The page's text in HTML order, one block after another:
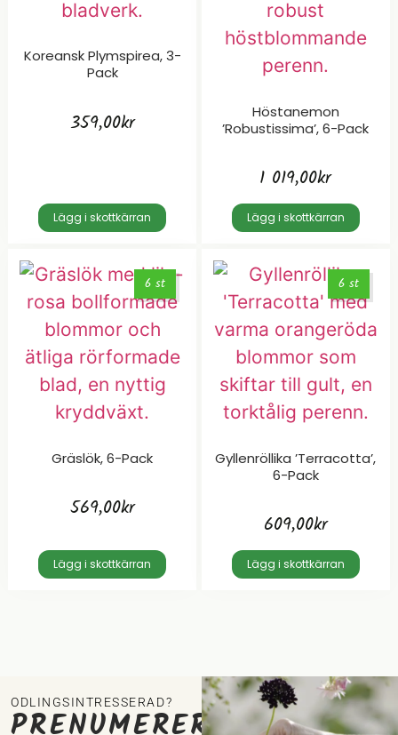
Koreansk Plymspirea, 3-
Pack
359,00kr
Lägg i skottkärran
Höstanemon
’Robustissima’, 6-Pack
1 019,00kr
Lägg i skottkärran
6 st
Gräslök, 6-Pack
569,00kr
Lägg i skottkärran
6 st
Gyllenröllika ’Terracotta’,
6-Pack
609,00kr
Lägg i skottkärran
ODLINGSINTRESSERAD?